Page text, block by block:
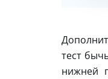
тест
нижней